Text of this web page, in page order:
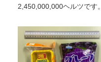
2,450,000,000ヘルツです。